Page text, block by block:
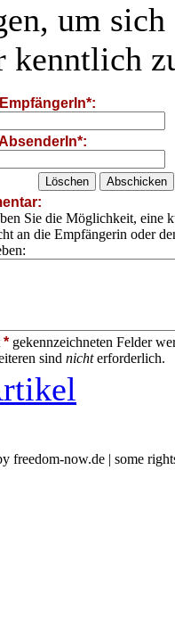
um
kenntlich
Sie die Möglichkeit, eine
an die Empfängerin oder
*gekennzeichneten Felder
sind nichterforderlich.
freedom-now.de | some